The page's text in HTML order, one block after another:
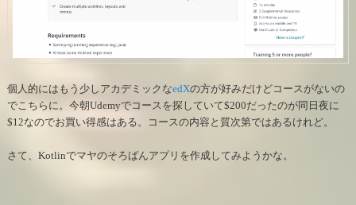
個人的にはもう少しアカデミックなedXの方が好みだけどコースがないの
でこちらに。今朝Udemyでコースを探していて$200だったのが同日夜に
$12なのでお買い得感はある。コースの内容と質次第ではあるけれど。
さて、Kotlinでマヤのそろばんアプリを作成してみようかな。